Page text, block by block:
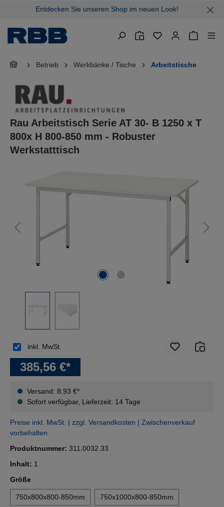
springenEntdecken Sie unseren Shop im neuen Look!
Betrieb Werkbänke / Tische Arbeitstische
Rau Arbeitstisch Serie AT 30- B 1250 x T
800x H 800-850 mm - Robuster
Werkstatttisch
385,56 €*
Versand: 8,93 €*
Sofort verfügbar, Lieferzeit: 14 Tage
inkl. MwSt.
Preise inkl. MwSt. | zzgl. Versandkosten | Zwischenverkauf
vorbehalten
Produktnummer: 311.0032.33
Inhalt: 1
Größeauswählen
750x800x800-850mm 750x1000x800-850mm